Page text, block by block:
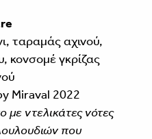
ταραμάς αχινού,
κονσομέ γκρίζας
Miraval 2022
ντελικάτες νότες
που